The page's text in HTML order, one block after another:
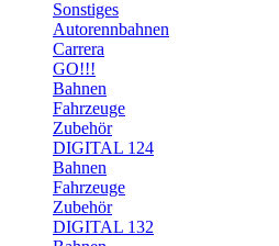
Sonstiges
Autorennbahnen
Carrera
GO!!!
Bahnen
Fahrzeuge
Zubehör
DIGITAL 124
Bahnen
Fahrzeuge
Zubehör
DIGITAL 132